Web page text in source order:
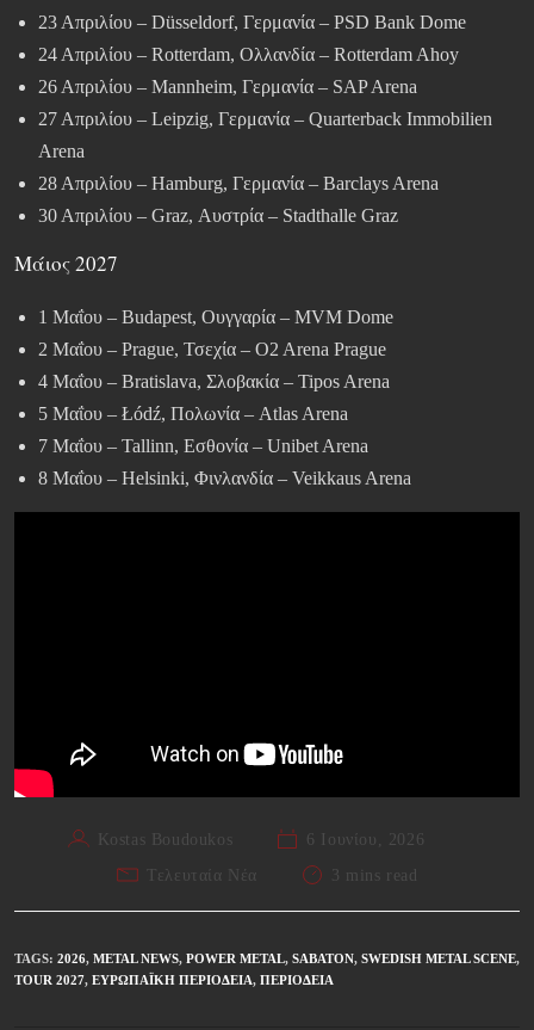
23 Απριλίου – Düsseldorf, Γερμανία – PSD Bank Dome
24 Απριλίου – Rotterdam, Ολλανδία – Rotterdam Ahoy
26 Απριλίου – Mannheim, Γερμανία – SAP Arena
27 Απριλίου – Leipzig, Γερμανία – Quarterback Immobilien
Arena
28 Απριλίου – Hamburg, Γερμανία – Barclays Arena
30 Απριλίου – Graz, Αυστρία – Stadthalle Graz
Μάιος 2027
1 Μαΐου – Budapest, Ουγγαρία – MVM Dome
2 Μαΐου – Prague, Τσεχία – O2 Arena Prague
4 Μαΐου – Bratislava, Σλοβακία – Tipos Arena
5 Μαΐου – Łódź, Πολωνία – Atlas Arena
7 Μαΐου – Tallinn, Εσθονία – Unibet Arena
8 Μαΐου – Helsinki, Φινλανδία – Veikkaus Arena
Kostas Boudoukos
6 Ιουνίου, 2026
Τελευταία Νέα
3 mins read
TAGS: 2026, METAL NEWS, POWER METAL, SABATON, SWEDISH METAL SCENE,
TOUR 2027, ΕΥΡΩΠΑΪΚΉ ΠΕΡΙΟΔΕΊΑ, ΠΕΡΙΟΔΕΊΑ